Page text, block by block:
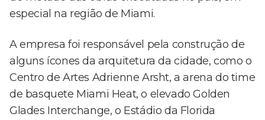
especial na região de Miami.
A empresa foi responsável pela construção de
alguns ícones da arquitetura da cidade, como o
Centro de Artes Adrienne Arsht, a arena do time
de basquete Miami Heat, o elevado Golden
Glades Interchange, o Estádio da Florida